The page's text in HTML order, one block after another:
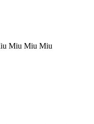
Miu Miu Miu